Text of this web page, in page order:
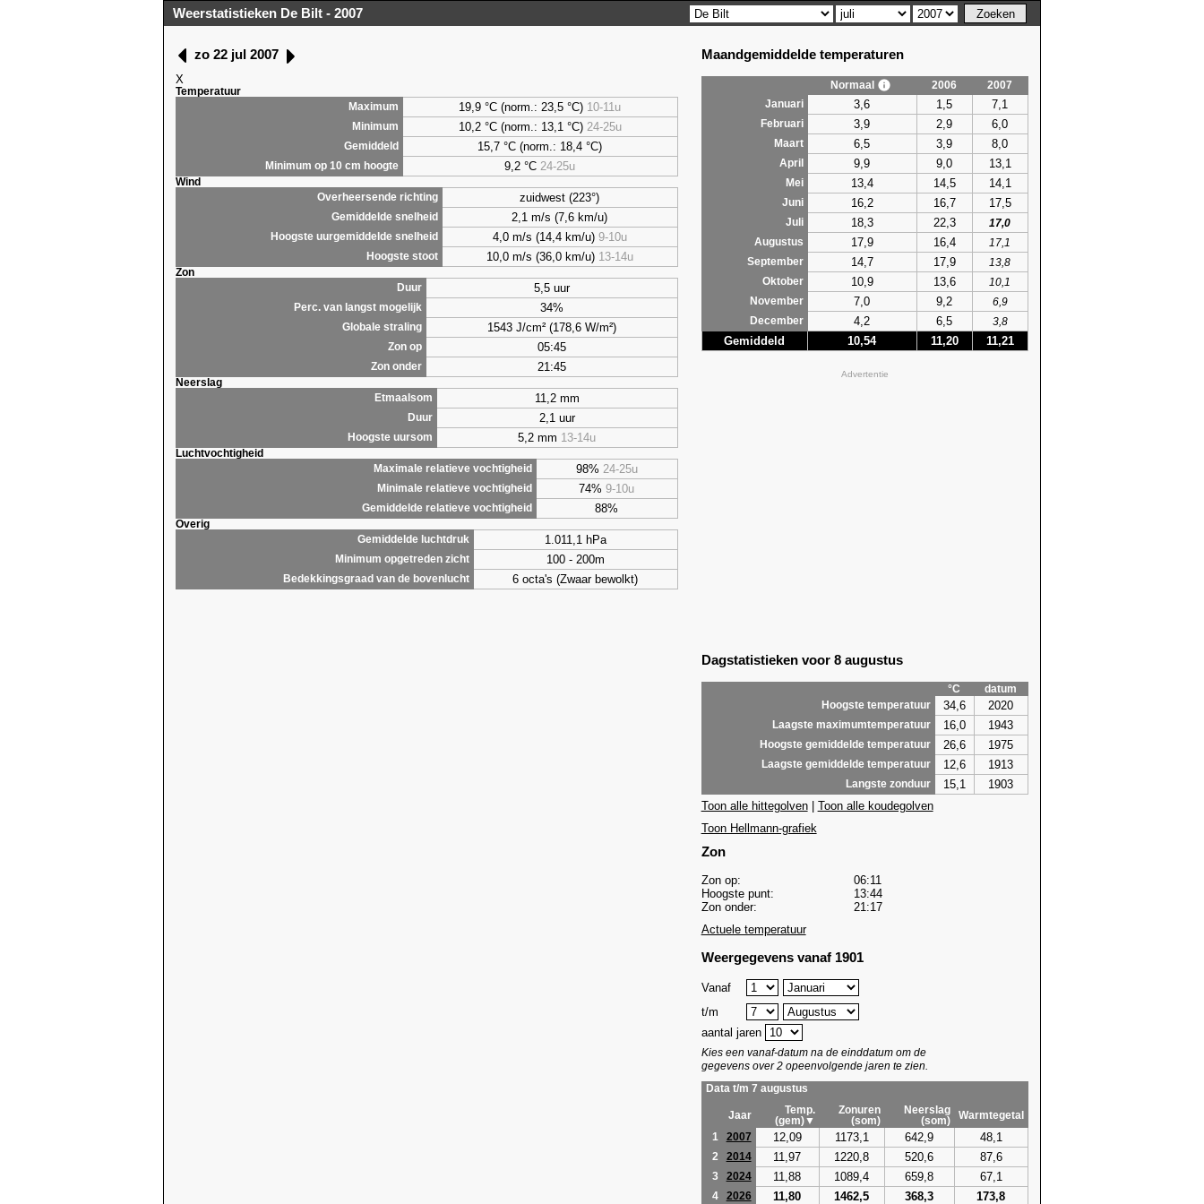
Weerstatistieken De Bilt - 2007
zo 22 jul 2007
X
Temperatuur
Maximum
19,9 °C (norm.: 23,5 °C) 10-11u
Minimum 10,2 °C (norm.: 13,1 °C) 24-25u
Gemiddeld 15,7 °C (norm.: 18,4 °C)
Minimum op 10 cm hoogte 9,2 °C 24-25u
Wind
Overheersende richting
zuidwest (223°)
Gemiddelde snelheid 2,1 m/s (7,6 km/u)
Hoogste uurgemiddelde snelheid 4,0 m/s (14,4 km/u) 9-10u
Hoogste stoot 10,0 m/s (36,0 km/u) 13-14u
Zon
Duur
5,5 uur
Perc. van langst mogelijk 34%
Globale straling 1543 J/cm² (178,6 W/m²)
Zon op 05:45
Zon onder 21:45
Neerslag
Etmaalsom
11,2 mm
Duur 2,1 uur
Hoogste uursom 5,2 mm 13-14u
Luchtvochtigheid
Maximale relatieve vochtigheid
98% 24-25u
Minimale relatieve vochtigheid 74%9-10u
Gemiddelde relatieve vochtigheid 88%
Overig
Gemiddelde luchtdruk
1.011,1 hPa
Minimum opgetreden zicht 100 - 200m
Bedekkingsgraad van de bovenlucht 6 octa's (Zwaar bewolkt)
Maandgemiddelde temperaturen
Normaal 2006
2007
Januari
3,6 1,5 7,1
Februari 3,9 2,9 6,0
Maart 6,5 3,9 8,0
April 9,9 9,0 13,1
Mei 13,4 14,5 14,1
Juni 16,2 16,7 17,5
Juli 18,3 22,3
17,0
Augustus
17,9 16,4
17,1
September
14,7 17,9
13,8
Oktober
10,9 13,6
10,1
November
7,0 9,2
6,9
December
4,2 6,5 3,8
Gemiddeld 10,54 11,20 11,21
Advertentie
Dagstatistieken voor 8 augustus
°C
datum
Hoogste temperatuur
34,6 2020
Laagste maximumtemperatuur 16,0 1943
Hoogste gemiddelde temperatuur 26,6 1975
Laagste gemiddelde temperatuur 12,6 1913
Langste zonduur 15,1
1903
Toon alle hittegolven| Toon alle koudegolven
Toon Hellmann-grafiek
Zon
Zon op:
06:11
Hoogste punt:
13:44
Zon onder:
21:17
Actuele temperatuur
Weergegevens vanaf 1901
Vanaf
t/m
aantal jaren
Kies een vanaf-datum na de einddatum om de
gegevens over 2 opeenvolgende jaren te zien.
Data t/m 7 augustus
Jaar
Temp.
(gem)▼
Zonuren
(som)
Neerslag
(som)
Warmtegetal
1
2007 12,09 1173,1 642,9 48,1
2 2014 11,97 1220,8 520,6 87,6
3 2024 11,88 1089,4 659,8 67,1
4 2026 11,80 1462,5 368,3 173,8